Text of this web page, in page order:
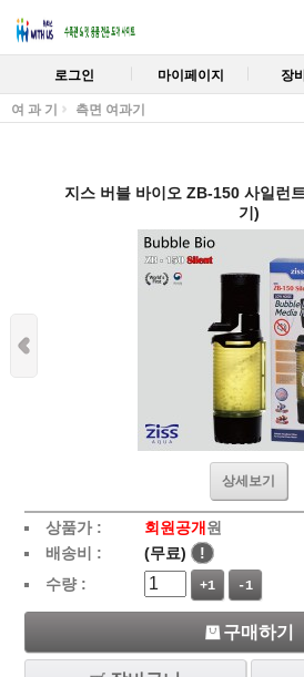
로그인 마이페이지 장
여 과 기 측면 여과기
지스 버블 바이오 ZB-150 사일런
기)
상세보기
상품가 : 회원공개 원
배송비 :
(무료)
!
수량 :
+1 -1
구매하기